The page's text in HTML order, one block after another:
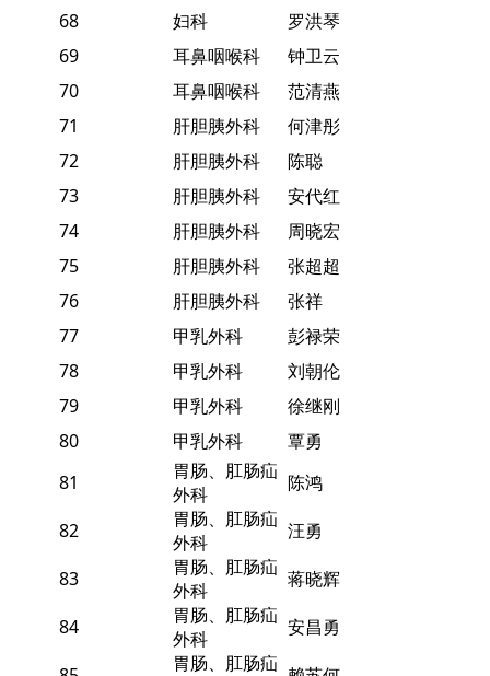
68
妇科
罗洪琴
69
耳鼻咽喉科
钟卫云
70
耳鼻咽喉科
范清燕
71
肝胆胰外科
何津彤
72
肝胆胰外科
陈聪
73
肝胆胰外科
安代红
74
肝胆胰外科
周晓宏
75
肝胆胰外科
张超超
76
肝胆胰外科
张祥
77
甲乳外科
彭禄荣
78
甲乳外科
刘朝伦
79
甲乳外科
徐继刚
80
甲乳外科
覃勇
81
胃肠、肛肠疝
外科
陈鸿
82
胃肠、肛肠疝
外科
汪勇
83
胃肠、肛肠疝
外科
蒋晓辉
84
胃肠、肛肠疝
外科
安昌勇
胃肠、肛肠疝